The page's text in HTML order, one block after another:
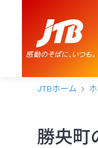
JTBホーム
勝央町